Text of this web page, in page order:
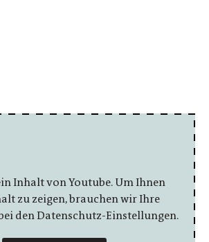
Inhalt von Youtube. Um Ihnen
zu zeigen, brauchen wir Ihre
den Datenschutz-Einstellungen.